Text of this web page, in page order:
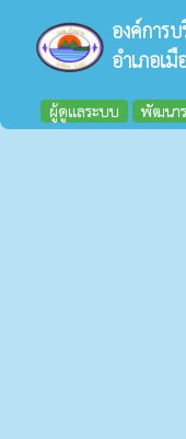
องค์การ
อำเภอเมื
ผู้ดูแลระบบ พัฒนา